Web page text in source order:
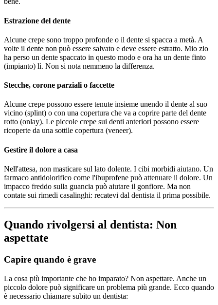
Estrazione del dente
Alcune crepe sono troppo profonde o il dente si spacca a metà. A
volte il dente non può essere salvato e deve essere estratto. Mio zio
ha perso un dente spaccato in questo modo e ora ha un dente finto
(impianto) lì. Non si nota nemmeno la differenza.
Stecche, corone parziali o faccette
Alcune crepe possono essere tenute insieme unendo il dente al suo
vicino (splint) o con una copertura che va a coprire parte del dente
rotto (onlay). Le piccole crepe sui denti anteriori possono essere
ricoperte da una sottile copertura (veneer).
Gestire il dolore a casa
Nell'attesa, non masticare sul lato dolente. I cibi morbidi aiutano. Un
farmaco antidolorifico come l'ibuprofene può attenuare il dolore. Un
impacco freddo sulla guancia può aiutare il gonfiore. Ma non
contate sui rimedi casalinghi: recatevi dal dentista il prima possibile.
Quando rivolgersi al dentista: Non
aspettate
Capire quando è grave
La cosa più importante che ho imparato? Non aspettare. Anche un
piccolo dolore può significare un problema più grande. Ecco quando
è necessario chiamare subito un dentista: